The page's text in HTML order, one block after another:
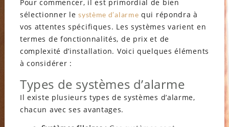
Pour commencer, il est primordial de bien
sélectionner lesystème d’alarme qui répondra à
vos attentes spécifiques. Les systèmes varient en
termes de fonctionnalités, de prix et de
complexité d’installation. Voici quelques éléments
à considérer :
Types de systèmes d’alarme
Il existe plusieurs types de systèmes d’alarme,
chacun avec ses avantages.